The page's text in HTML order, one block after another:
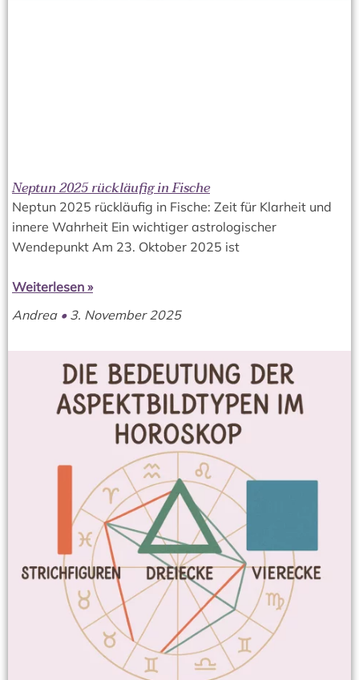
Neptun 2025 rückläufig in Fische
Neptun 2025 rückläufig in Fische: Zeit für Klarheit und
innere Wahrheit Ein wichtiger astrologischer
Wendepunkt Am 23. Oktober 2025 ist
Weiterlesen »
Andrea 3. November 2025